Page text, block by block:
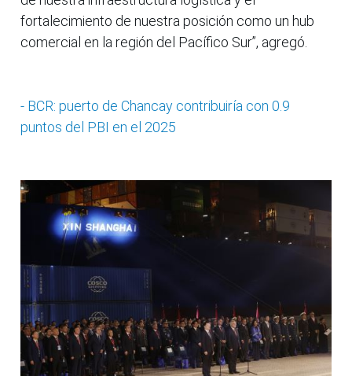
fortalecimiento de nuestra posición como un hub
comercial en la región del Pacífico Sur”, agregó.
- BCR: puerto de Chancay contribuiría con 0.9
puntos del PBI en el 2025